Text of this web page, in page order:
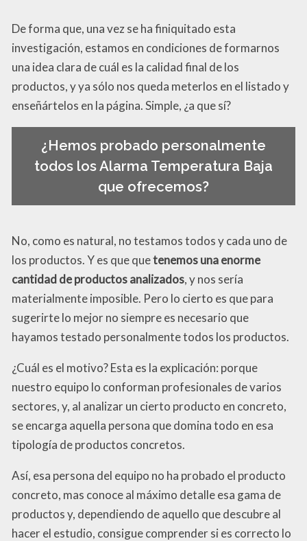
De forma que, una vez se ha finiquitado esta
investigación, estamos en condiciones de formarnos
una idea clara de cuál es la calidad final de los
productos, y ya sólo nos queda meterlos en el listado y
enseñártelos en la página. Simple, ¿a que sí?
¿Hemos probado personalmente
todos los Alarma Temperatura Baja
que ofrecemos?
No, como es natural, no testamos todos y cada uno de
los productos. Y es que quetenemos una enorme
cantidad de productos analizados, y nos sería
materialmente imposible. Pero lo cierto es que para
sugerirte lo mejor no siempre es necesario que
hayamos testado personalmente todos los productos.
¿Cuál es el motivo? Esta es la explicación: porque
nuestro equipo lo conforman profesionales de varios
sectores, y, al analizar un cierto producto en concreto,
se encarga aquella persona que domina todo en esa
tipología de productos concretos.
Así, esa persona del equipo no ha probado el producto
concreto, mas conoce al máximo detalle esa gama de
productos y, dependiendo de aquello que descubre al
hacer el estudio, consigue comprender si es correcto lo